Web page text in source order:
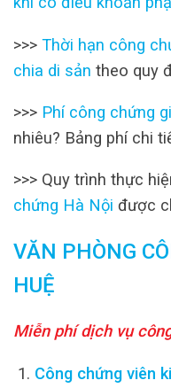
>>> Thời hạn công
chia di sản theo quy
>>> Phí công chứng
nhiêu? Bảng phí chi
>>> Quy trình thực
chứng Hà Nội được
VĂN PHÒNG
HUỆ
Miễn phí dịch vụ
Công chứng viên